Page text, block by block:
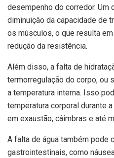
desempenho do corredor.
diminuição da capacidade de
os músculos, o que resulta
redução da resistência.
Além disso, a falta de
termorregulação do corpo, ou
a temperatura interna. Isso
temperatura corporal durante
em exaustão, câimbras e até
A falta de água também pode
gastrointestinais, como